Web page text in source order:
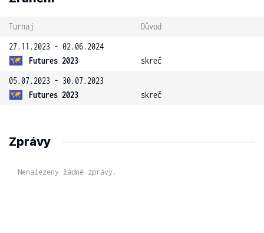
Turnaj
Důvod
27.11.2023 - 02.06.2024
Futures 2023
skreč
05.07.2023 - 30.07.2023
Futures 2023
skreč
Zprávy
Nenalezeny žádné zprávy.